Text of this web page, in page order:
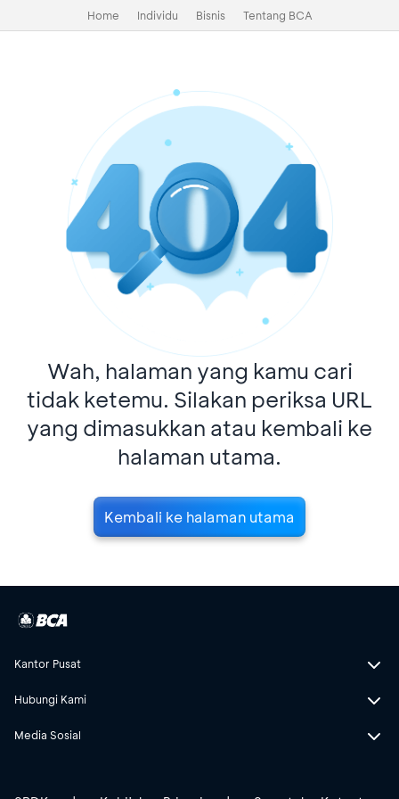
Home Individu Bisnis Tentang BCA
Wah, halaman yang kamu cari
tidak ketemu. Silakan periksa URL
yang dimasukkan atau kembali ke
halaman utama.
Kembali ke halaman utama
Kantor Pusat
Hubungi Kami
Media Sosial